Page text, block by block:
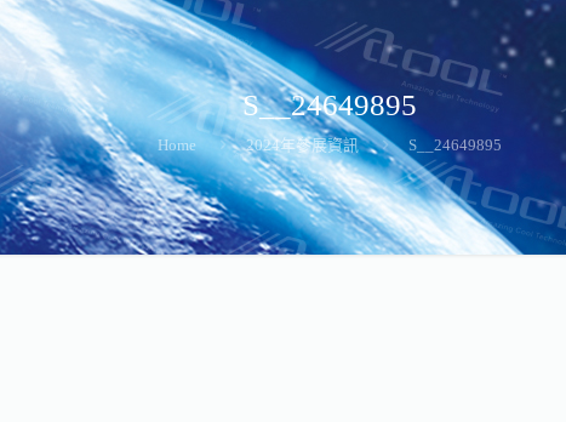
S__24649895
Home 2024年參展資訊 S__24649895